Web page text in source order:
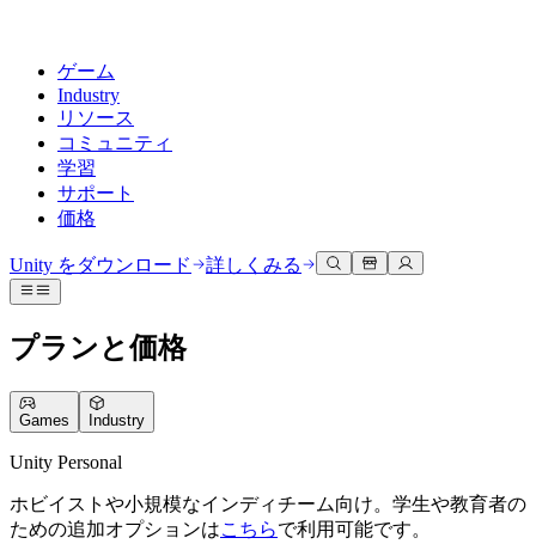
ゲーム
Industry
リソース
コミュニティ
学習
サポート
価格
Unityエンジン
任意のプラットフォーム向けに2Dおよび3Dゲームを構築
チームでの共同作業と迅速なイテレーション
Unity をダウンロード
デプロイ
3Dコラボレーション
リアルタイムで3Dプロジェクトを構築およびレビューする
没入型環境でのトレーニング
顧客体験
業界
ドキュメント
公式ユーザーマニュアルとAPIリファレンス
開発者ツール
リリースバージョンと問題追跡
今後の機能をレビューする
ディスカッション
議論、問題解決、つながる
イベント
グローバルおよびローカルイベント
コミュニティストーリー
Made with Unity
Unityクリエイターの紹介
Unity Learn
Unityトレーナーでチームをレベルアップ
Unity初心者向け
学習を開始しましょう
ヘルプを得る
Unityで成功するためのサポート
専門的なサポートで目標を早く達成する
FAQ
お問い合わせ
Unity をダウンロード 詳しくみる
プランと価格
Games Industry
Unity Personal
ホビイストや小規模なインディチーム向け。学生や教育者の
ための追加オプションはこちらで利用可能です。